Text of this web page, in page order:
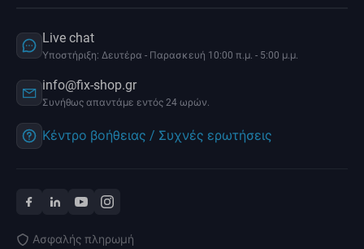
Live chat
Υποστήριξη: Δευτέρα - Παρασκευή 10:00 π.μ. - 5:00 μ.μ.
info@fix-shop.gr
Συνήθως απαντάμε εντός 24 ωρών.
Κέντρο βοήθειας / Συχνές ερωτήσεις
Ασφαλής πληρωμή